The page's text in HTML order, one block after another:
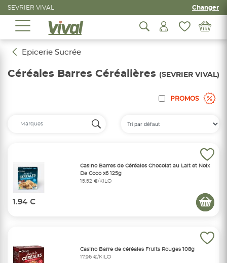
SEVRIER VIVAL Changer
Epicerie Sucrée
Céréales Barres Céréalières (SEVRIER VIVAL)
PROMOS
Casino Barres de Céréales Chocolat au Lait et Noix
De Coco x6 125g
15,52 €/KILO
1.94 €
Casino Barre de céréales Fruits Rouges 108g
17,96 €/KILO